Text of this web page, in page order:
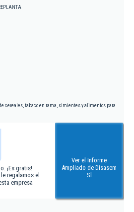
cereales, tabaco en rama, simientes y alimentos para
¡Es gratis!
regalamos el
empresa
Ver el Informe
Ampliado de Disasem
Sl